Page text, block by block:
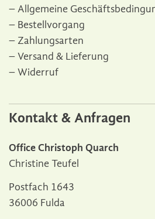
Allgemeine
Bestellvorgang
Zahlungsarten
Versand & Lieferung
Widerruf
Kontakt & Anfragen
Office Christoph Quarch
Christine Teufel
Postfach 1643
36006 Fulda